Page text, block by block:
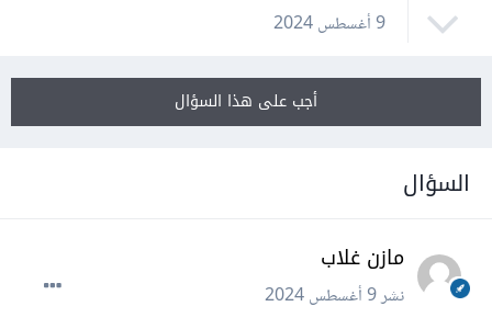
9 أغسطس 2024
أجب على هذا السؤال
السؤال
مازن غلاب
نشر9 أغسطس 2024